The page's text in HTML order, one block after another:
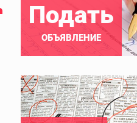
Подать
ОБЪЯВЛЕНИЕ